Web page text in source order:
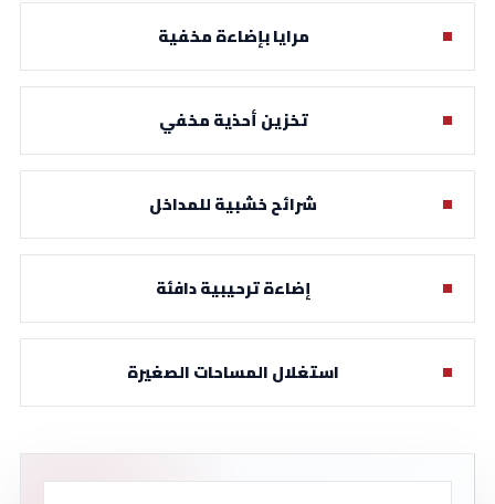
مرايا بإضاءة مخفية
تخزين أحذية مخفي
شرائح خشبية للمداخل
إضاءة ترحيبية دافئة
استغلال المساحات الصغيرة